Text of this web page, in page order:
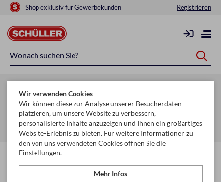
Shop exklusiv für Gewerbekunden Registrieren
Startseite
Mehr
Geldbörsen, Kleinlederware, Schlüsselanhänger
Ausweisetui & Kreditkartenetui
Wir verwenden Cookies
Wir können diese zur Analyse unserer Besucherdaten
platzieren, um unsere Website zu verbessern,
personalisierte Inhalte anzuzeigen und Ihnen ein großartiges
Website-Erlebnis zu bieten. Für weitere Informationen zu
den von uns verwendeten Cookies öffnen Sie die
Einstellungen.
Mehr Infos